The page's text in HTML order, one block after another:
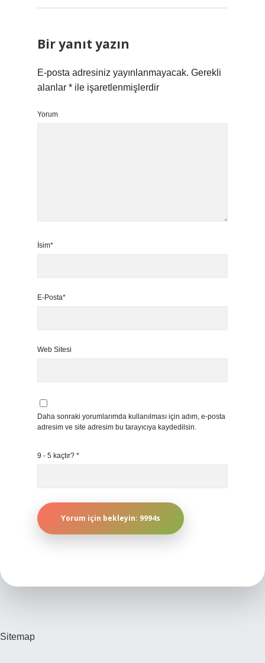
Bir yanıt yazın
E-posta adresiniz yayınlanmayacak. Gerekli
alanlar * ile işaretlenmişlerdir
Yorum
İsim*
E-Posta*
Web Sitesi
Daha sonraki yorumlarımda kullanılması için adım, e-posta
adresim ve site adresim bu tarayıcıya kaydedilsin.
9 - 5 kaçtır? *
Sitemap